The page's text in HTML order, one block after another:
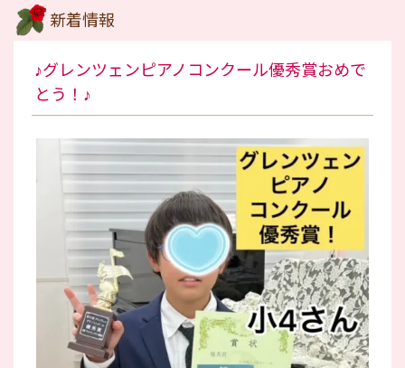
新着情報
♪グレンツェンピアノコンクール優秀賞おめで
とう！♪